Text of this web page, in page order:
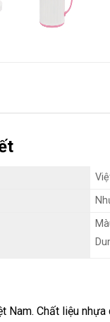
Nam. Chất liệu